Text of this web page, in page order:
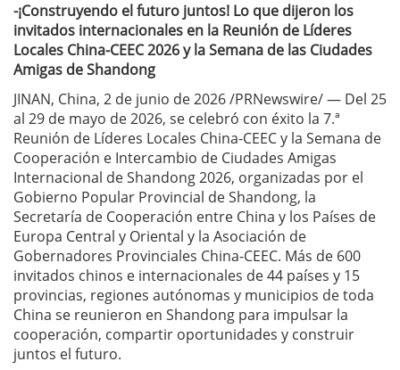
-¡Construyendo el futuro juntos! Lo que dijeron los
invitados internacionales en la Reunión de Líderes
Locales China-CEEC 2026 y la Semana de las Ciudades
Amigas de Shandong
JINAN, China, 2 de junio de 2026 /PRNewswire/ — Del 25
al 29 de mayo de 2026, se celebró con éxito la 7.ª
Reunión de Líderes Locales China-CEEC y la Semana de
Cooperación e Intercambio de Ciudades Amigas
Internacional de Shandong 2026, organizadas por el
Gobierno Popular Provincial de Shandong, la
Secretaría de Cooperación entre China y los Países de
Europa Central y Oriental y la Asociación de
Gobernadores Provinciales China-CEEC. Más de 600
invitados chinos e internacionales de 44 países y 15
provincias, regiones autónomas y municipios de toda
China se reunieron en Shandong para impulsar la
cooperación, compartir oportunidades y construir
juntos el futuro.